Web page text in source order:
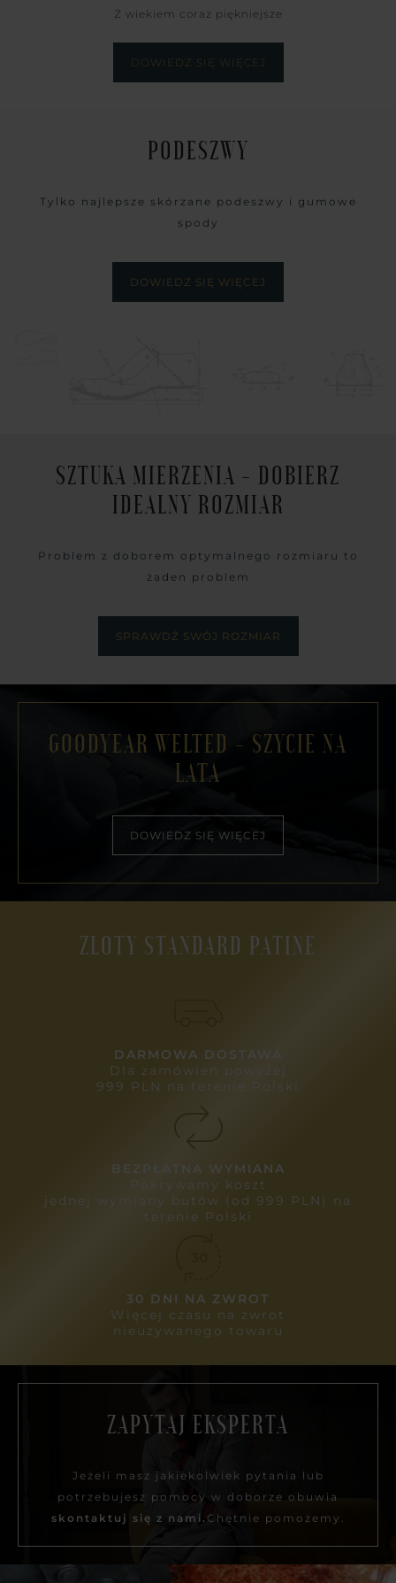
Z wiekiem coraz piękniejsze
DOWIEDZ SIĘ WIĘCEJ
PODESZWY
Tylko najlepsze skórzane podeszwy i gumowe
spody
DOWIEDZ SIĘ WIĘCEJ
SZTUKA MIERZENIA - DOBIERZ
IDEALNY ROZMIAR
Problem z doborem optymalnego rozmiaru to
żaden problem
SPRAWDŹ SWÓJ ROZMIAR
GOODYEAR WELTED - SZYCIE NA
LATA
DOWIEDZ SIĘ WIĘCEJ
ZŁOTY STANDARD PATINE
DARMOWA DOSTAWA
Dla zamówień powyżej
999 PLN na terenie Polski
BEZPŁATNA WYMIANA
Pokrywamy koszt
jednej wymiany butów (od 999 PLN) na
terenie Polski
30 DNI NA ZWROT
Więcej czasu na zwrot
nieużywanego towaru
ZAPYTAJ EKSPERTA
Jeżeli masz jakiekolwiek pytania lub
potrzebujesz pomocy w doborze obuwia
skontaktuj się z nami. Chętnie pomożemy.